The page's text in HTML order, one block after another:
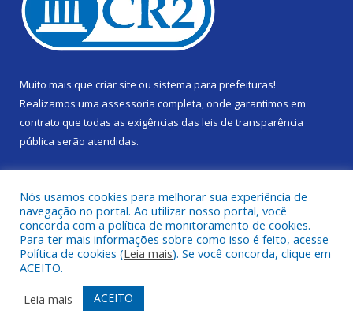
Muito mais que criar site ou sistema para prefeituras!
Realizamos uma assessoria completa, onde garantimos em
contrato que todas as exigências das leis de transparência
pública serão atendidas.
Todos os direitos reservados a Câmara Municipal de Gurupá.
Mapa do Site
Acessar Área Administrativa
Nós usamos cookies para melhorar sua experiência de
navegação no portal. Ao utilizar nosso portal, você
concorda com a política de monitoramento de cookies.
Para ter mais informações sobre como isso é feito, acesse
Política de cookies (Leia mais). Se você concorda, clique em
ACEITO.
Leia mais
ACEITO